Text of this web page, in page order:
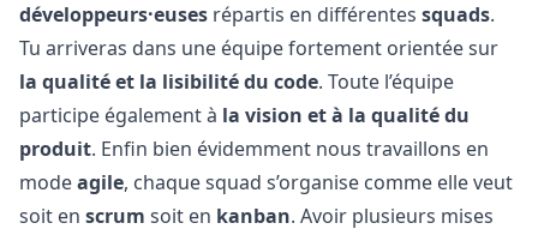
développeurs·euses répartis en différentes squads.
Tu arriveras dans une équipe fortement orientée sur
la qualité et la lisibilité du code. Toute l’équipe
participe également à la vision et à la qualité du
produit. Enfin bien évidemment nous travaillons en
modeagile, chaque squad s’organise comme elle veut
soit en scrum soit en kanban. Avoir plusieurs mises